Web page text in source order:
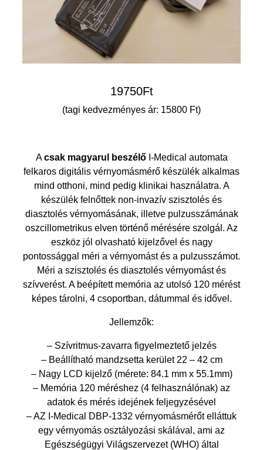
19750Ft
(tagi kedvezményes ár: 15800 Ft)
Acsak magyarul beszélőI-Medical automata
felkaros digitális vérnyomásmérő készülék alkalmas
mind otthoni, mind pedig klinikai használatra. A
készülék felnőttek non-invazív szisztolés és
diasztolés vérnyomásának, illetve pulzusszámának
oszcillometrikus elven történő mérésére szolgál. Az
eszköz jól olvasható kijelzővel és nagy
pontossággal méri a vérnyomást és a pulzusszámot.
Méri a szisztolés és diasztolés vérnyomást és
szívverést. A beépített memória az utolsó 120 mérést
képes tárolni, 4 csoportban, dátummal és idővel.
Jellemzők:
– Szívritmus-zavarra figyelmeztető jelzés
– Beállítható mandzsetta kerület 22 – 42 cm
– Nagy LCD kijelző (mérete: 84.1 mm x 55.1mm)
– Memória 120 méréshez (4 felhasználónak) az
adatok és mérés idejének feljegyzésével
– AZ I-Medical DBP-1332 vérnyomásmérőt elláttuk
egy vérnyomás osztályozási skálával, ami az
Egészségügyi Világszervezet (WHO) által